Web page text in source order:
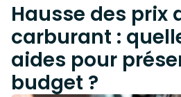
Hausse des prix
carburant :
aides pour
budget ?